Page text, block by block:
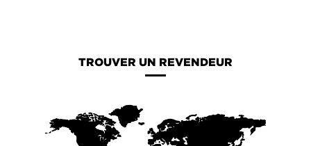
TROUVER UN REVENDEUR